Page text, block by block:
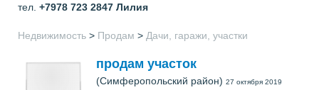
тел. +7978 723 2847 Лилия
Недвижимость > Продам > Дачи, гаражи, участки
продам участок
(Симферопольский район) 27 октября 2019